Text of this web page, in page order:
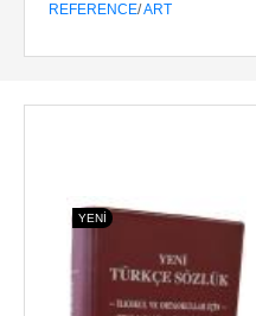
REFERENCE/ART
YENI